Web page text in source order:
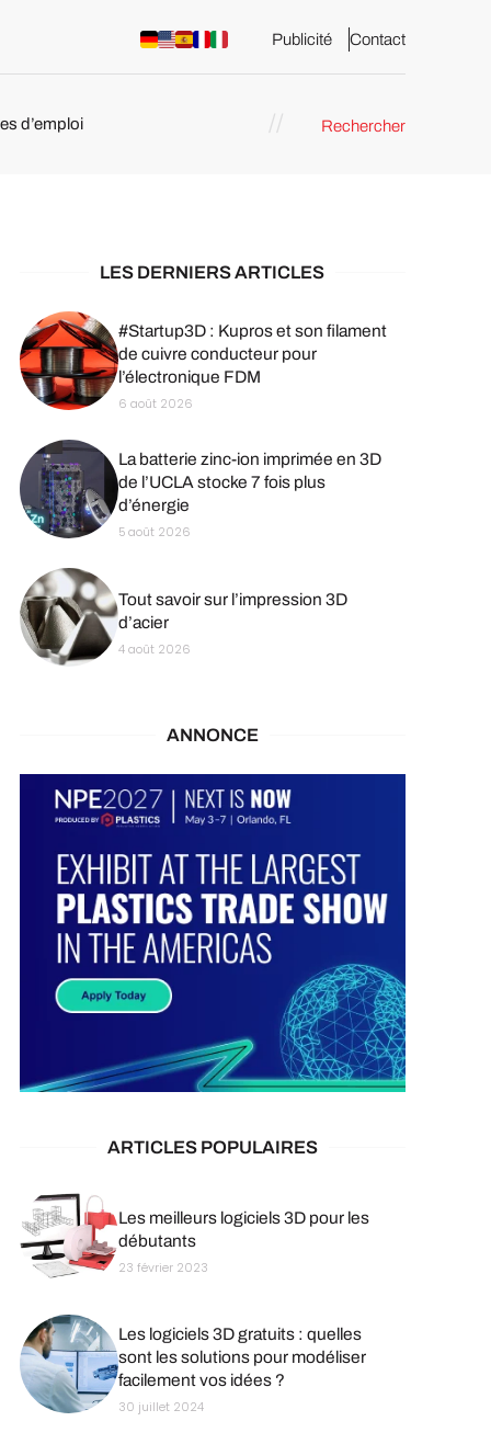
Publicité Contact
d’emploi Rechercher
LES DERNIERS ARTICLES
#Startup3D : Kupros et son filament
de cuivre conducteur pour
l’électronique FDM
6 août 2026
La batterie zinc-ion imprimée en 3D
de l’UCLA stocke 7 fois plus
d’énergie
5 août 2026
Tout savoir sur l’impression 3D
d’acier
4 août 2026
ANNONCE
ARTICLES POPULAIRES
Les meilleurs logiciels 3D pour les
débutants
23 février 2023
Les logiciels 3D gratuits : quelles
sont les solutions pour modéliser
facilement vos idées ?
30 juillet 2024